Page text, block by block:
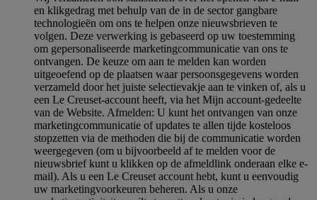
en klikgedrag met behulp van de in de sector gangbare
technologieën om ons te helpen onze nieuwsbrieven te
volgen. Deze verwerking is gebaseerd op uw toestemming
om gepersonaliseerde marketingcommunicatie van ons te
ontvangen. De keuze om aan te melden kan worden
uitgeoefend op de plaatsen waar persoonsgegevens worden
verzameld door het juiste selectievakje aan te vinken of, als u
een Le Creuset-account heeft, via het Mijn account-gedeelte
van de Website. Afmelden: U kunt het ontvangen van onze
marketingcommunicatie of updates te allen tijde kosteloos
stopzetten via de methoden die bij de communicatie worden
weergegeven (om u bijvoorbeeld af te melden voor de
nieuwsbrief kunt u klikken op de afmeldlink onderaan elke e-
mail). Als u een Le Creuset account hebt, kunt u eenvoudig
uw marketingvoorkeuren beheren. Als u onze